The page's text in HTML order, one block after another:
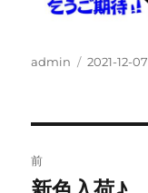
投
admin
投
2021-12-07
稿
前
前